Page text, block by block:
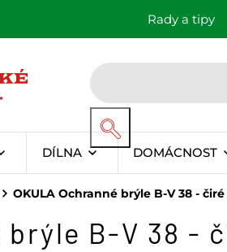
Rady a tipy
DÍLNA DOMÁCNOST
OKULA Ochranné brýle B-V 38 - čiré
brýle B-V 38 -